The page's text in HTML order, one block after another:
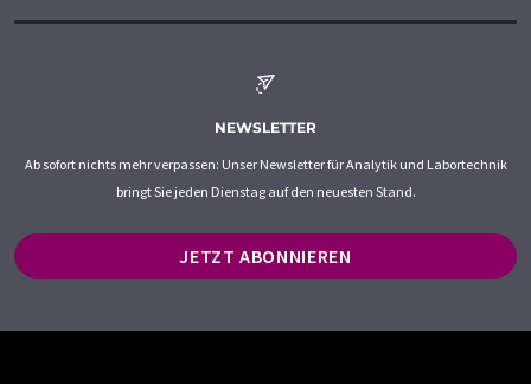
NEWSLETTER
Ab sofort nichts mehr verpassen: Unser Newsletter für Analytik und Labortechnik
bringt Sie jeden Dienstag auf den neuesten Stand.
JETZT ABONNIEREN